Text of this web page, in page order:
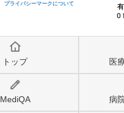
プライバシーマークについて
トップ 医
MediQA 病